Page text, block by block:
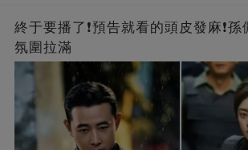
終于要播了❗️預告就看的頭皮發麻❗️孫
氛圍拉滿